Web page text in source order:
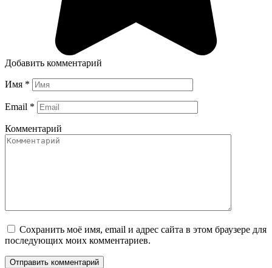
Добавить комментарий
Имя *
Email *
Комментарий
Сохранить моё имя, email и адрес сайта в этом браузере для
последующих моих комментариев.